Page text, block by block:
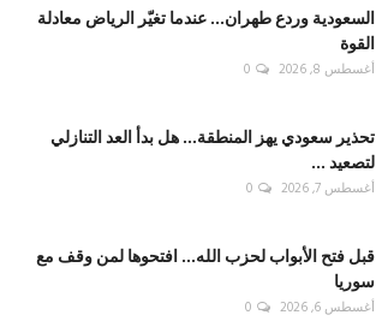
السعودية وردع طهران... عندما تغيّر الرياض معادلة
القوة
أغسطس 8, 2026 0
تحذير سعودي يهز المنطقة... هل بدأ العد التنازلي
لتصعيد ...
أغسطس 7, 2026 0
قبل فتح الأبواب لحزب الله... افتحوها لمن وقف مع
سوريا
أغسطس 6, 2026 0